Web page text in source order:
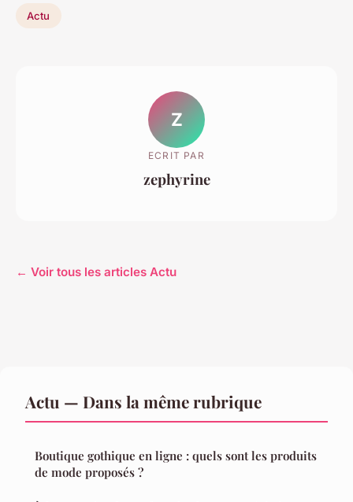
Actu
Z
ECRIT PAR
zephyrine
← Voir tous les articles Actu
Actu — Dans la même rubrique
Boutique gothique en ligne : quels sont les produits
de mode proposés ?